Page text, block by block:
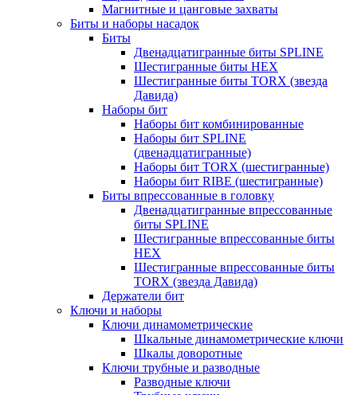
Магнитные и цанговые захваты
Биты и наборы насадок
Биты
Двенадцатигранные биты SPLINE
Шестигранные биты HEX
Шестигранные биты TORX (звезда
Давида)
Наборы бит
Наборы бит комбинированные
Наборы бит SPLINE
(двенадцатигранные)
Наборы бит TORX (шестигранные)
Наборы бит RIBE (шестигранные)
Биты впрессованные в головку
Двенадцатигранные впрессованные
биты SPLINE
Шестигранные впрессованные биты
HEX
Шестигранные впрессованные биты
TORX (звезда Давида)
Держатели бит
Ключи и наборы
Ключи динамометрические
Шкальные динамометрические ключи
Шкалы доворотные
Ключи трубные и разводные
Разводные ключи